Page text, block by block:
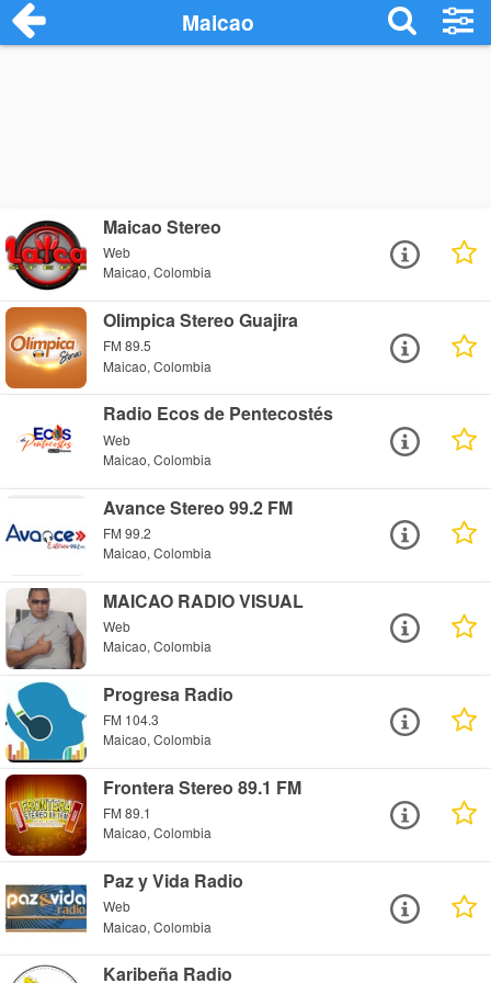
Maicao
Maicao Stereo
Web
Maicao, Colombia
Olimpica Stereo Guajira
FM 89.5
Maicao, Colombia
Radio Ecos de Pentecostés
Web
Maicao, Colombia
Avance Stereo 99.2 FM
FM 99.2
Maicao, Colombia
MAICAO RADIO VISUAL
Web
Maicao, Colombia
Progresa Radio
FM 104.3
Maicao, Colombia
Frontera Stereo 89.1 FM
FM 89.1
Maicao, Colombia
Paz y Vida Radio
Web
Maicao, Colombia
Karibeña Radio